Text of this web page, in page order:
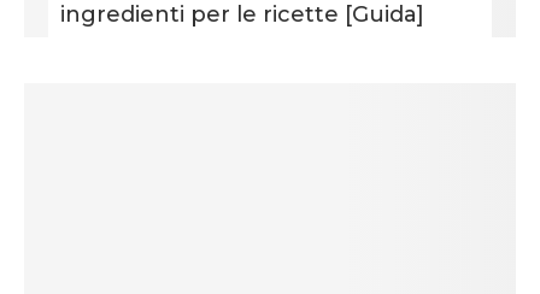
ingredienti per le ricette [Guida]